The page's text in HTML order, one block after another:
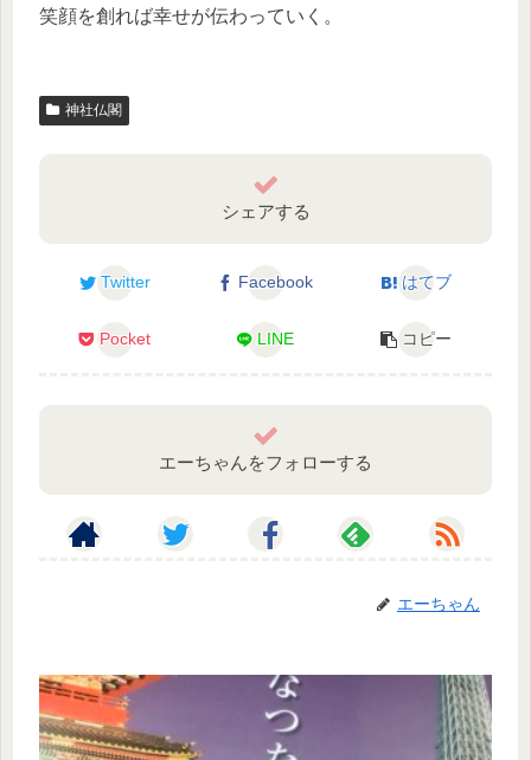
笑顔を創れば幸せが伝わっていく。
神社仏閣
シェアする
Twitter Facebook はてブ
Pocket LINE コピー
エーちゃんをフォローする
エーちゃん